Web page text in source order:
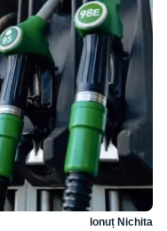
Ionuț Nichita